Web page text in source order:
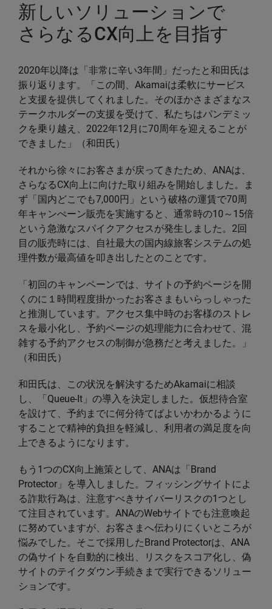
新しいソリューションで
さらなるCX向上を目指す
2020年以降は「非常に辛い3年間」だったと和田氏は
振り返ります。「この間、Akamaiは柔軟にサービス
と支援を提供してくれました。そのほかさまざまなス
テークホルダーの支援を受けて、私たちはパンデミッ
クを乗り越え、2022年12月に70周年を迎えることが
できました」（和田氏）
それから徐々にお客さまが戻ってきたため、ANAは、
さらなるCX向上に向けた取り組みを開始しました。ま
ず「国内どこでも7,000円」という破格の運賃で70周
年キャンぺーン販売を実施すると、通常時の10～15倍
という急激なスパイクアクセスが発生しました。2回
目の販売時には、自社最大の国内線旅客システムの処
理件数が最高値を叩き出したとのことです。
「初回のキャンペーンでは、サイトの予約ページを開
くのに１時間程度掛かったお客さまもいらっしゃった
と推測しています。アクセス集中時のお客様のストレ
スを最小化し、予約ページの処理能力に合わせて、混
雑する予約アクセスの制御が急務だと考えました。」
（和田氏）
和田氏は、この状況を解決するためAkamaiに相談
し、「Queue-It」の導入を決定しました。仮想待合室
を設けて、予約までに何分待てばよいかわかるように
することで精神的負担を軽減し、利用者の満足度を向
上できるようになります。
もう1つのCX向上施策として、ANAは「Brand
Protector」を導入しました。フィッシングサイトによ
る詐欺行為は、注意すべきサイバーリスクの1つとし
て注目されています。ANAのWebサイトでも注意喚起
に努めていますが、お客さまへ伝わりにくいところが
悩みでした。そこで採用したBrand Protectorは、ANA
の偽サイトを自動的に検出、リスクをスコア化し、偽
サイトのテイクダウン手続きまで実行できるソリュー
ションです。